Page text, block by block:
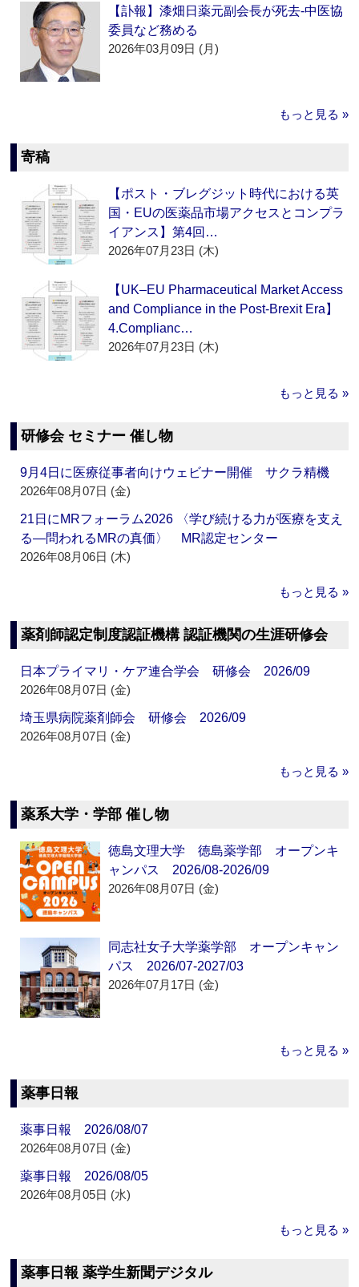
【訃報】漆畑日薬元副会長が死去‐中医協
委員など務める
2026年03月09日 (月)
もっと見る »
寄稿
【ポスト・ブレグジット時代における英
国・EUの医薬品市場アクセスとコンプラ
イアンス】第4回…
2026年07月23日 (木)
【UK–EU Pharmaceutical Market Access
and Compliance in the Post-Brexit Era】
4.Complianc…
2026年07月23日 (木)
もっと見る »
研修会 セミナー 催し物
9月4日に医療従事者向けウェビナー開催 サクラ精機
2026年08月07日 (金)
21日にMRフォーラム2026 〈学び続ける力が医療を支え
る―問われるMRの真価〉 MR認定センター
2026年08月06日 (木)
もっと見る »
薬剤師認定制度認証機構 認証機関の生涯研修会
日本プライマリ・ケア連合学会 研修会 2026/09
2026年08月07日 (金)
埼玉県病院薬剤師会 研修会 2026/09
2026年08月07日 (金)
もっと見る »
薬系大学・学部 催し物
徳島文理大学 徳島薬学部 オープンキ
ャンパス 2026/08-2026/09
2026年08月07日 (金)
同志社女子大学薬学部 オープンキャン
パス 2026/07-2027/03
2026年07月17日 (金)
もっと見る »
薬事日報
薬事日報 2026/08/07
2026年08月07日 (金)
薬事日報 2026/08/05
2026年08月05日 (水)
もっと見る »
薬事日報 薬学生新聞デジタル